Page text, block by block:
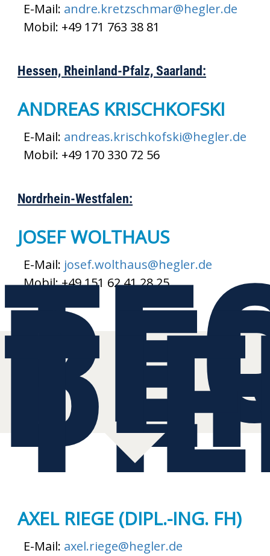
E-Mail: andre.kretzschmar@hegler.de
Mobil: +49 171 763 38 81
Hessen, Rheinland-Pfalz, Saarland:
ANDREAS KRISCHKOFSKI
E-Mail: andreas.krischkofski@hegler.de
Mobil: +49 170 330 72 56
Nordrhein-Westfalen:
JOSEF WOLTHAUS
E-Mail: josef.wolthaus@hegler.de
Mobil: +49 151 62 41 28 25
AXEL RIEGE (DIPL.-ING. FH)
E-Mail: axel.riege@hegler.de